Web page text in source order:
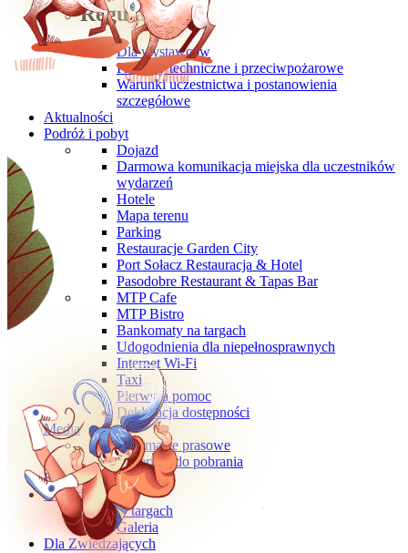
Regulaminy
Dla wystawców
Przepisy techniczne i przeciwpożarowe
Warunki uczestnictwa i postanowienia
szczegółowe
Aktualności
Podróż i pobyt
Dojazd
Darmowa komunikacja miejska dla uczestników
wydarzeń
Hotele
Mapa terenu
Parking
Restauracje Garden City
Port Sołacz Restauracja & Hotel
Pasodobre Restaurant & Tapas Bar
MTP Cafe
MTP Bistro
Bankomaty na targach
Udogodnienia dla niepełnosprawnych
Internet Wi-Fi
Taxi
Pierwsza pomoc
Deklaracja dostępności
Media
Informacje prasowe
Materiały do pobrania
Kontakt
O wydarzeniu
O targach
Galeria
Dla Zwiedzających